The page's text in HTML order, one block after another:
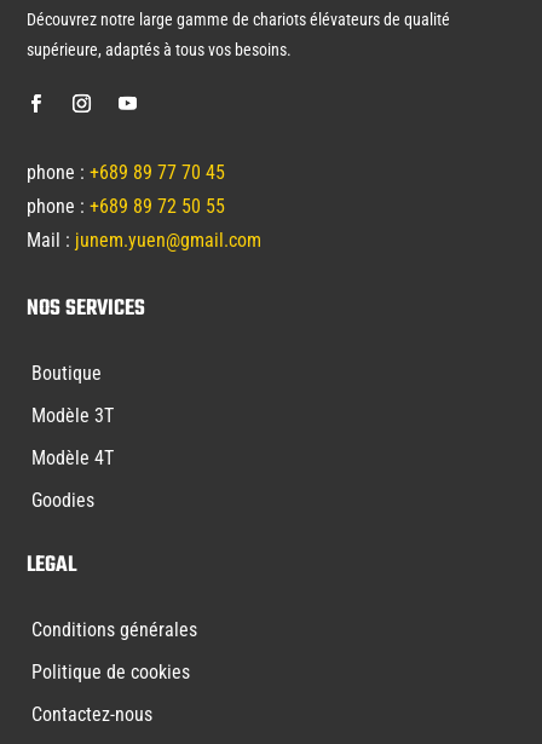
Découvrez notre large gamme de chariots élévateurs de qualité
supérieure, adaptés à tous vos besoins.
phone :+689 89 77 70 45
phone :+689 89 72 50 55
Mail : junem.yuen@gmail.com
NOS SERVICES
Boutique
Modèle 3T
Modèle 4T
Goodies
LEGAL
Conditions générales
Politique de cookies
Contactez-nous